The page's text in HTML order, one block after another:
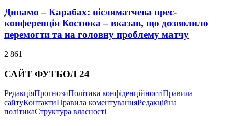
Динамо – Карабах: післяматчева прес-
конференція Костюка – вказав, що дозволило
перемогти та на головну проблему матчу
2 861
САЙТ ФУТБОЛ 24
РедакціяПрогнозиПолітика конфіденційностіПравила
сайтуКонтактиПравила коментуванняРедакційна
політикаСтруктура власності